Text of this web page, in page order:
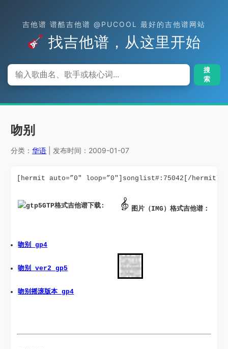
吉他谱 谱酷吉他谱 @PUCOOL 最好的吉他谱网站
找吉他谱，从这里开始
搜
索
吻别
分类：华语 | 发布时间：2009-01-07
[hermit auto=”0″ loop=”0″]songlist#:75042[/hermit]
GTP格式吉他谱下载: 图片（IMG）格式吉他谱：
吻别 gp4
吻别 ver2 gp5
吻别摇滚版本 gp4